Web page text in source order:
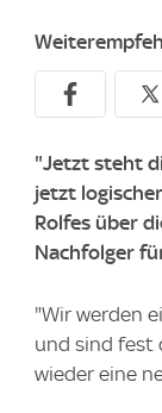
"Jetzt steht
jetzt
Rolfes über
Nachfolger
"Wir werden
und sind fest
wieder eine